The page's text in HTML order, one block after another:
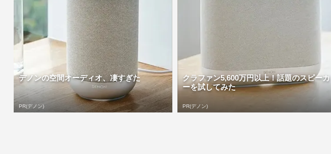
デノンの空間オーディオ、凄すぎた
PR(デノン)
クラファン5,600万円以上！話題のスピーカ
ーを試してみた
PR(デノン)